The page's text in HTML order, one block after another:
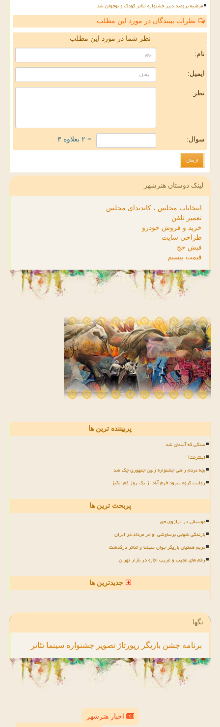
مرضیه برومند دبیر جشنواره تئاتر کودک و نوجوان شد
نظرات بینندگان در مورد این مطلب
نظر شما در مورد این مطلب
نام:
ایمیل:
نظر:
سوال: = ۲ بعلاوه ۳
لینک دوستان هنرشهر
انتخابات مجلس ، کاندیدای مجلس
تعمیر تلفن
خرید و فروش خودرو
طراحی سایت
فیش حج
قیمت بیسیم
پربیننده ترین ها
سنگی که آسمان شد
اینترنت!
بچه مردم راهی جشنواره زلین جمهوری چک شد
روایت گروه سرود خرم آباد از یک روز غم انگیز
پربحث ترین ها
موسیقی در ترازوی حق
بارندگی شهابی برساوشی اواخر مرداد در ایران
مریم همتیان بازیگر جوان سینما و تئاتر درگذشت
رقم های عجیب و غریب اجاره در بازار تهران
جدیدترین ها
تگها
برنامه جشن بازیگر رپورتاژ تصویر جشنواره سینما تئاتر
اخبار هنرشهر